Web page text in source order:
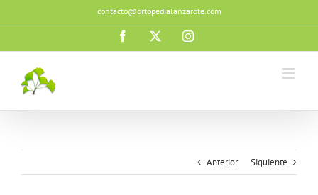
al
contacto@ortopedialanzarote.com
Facebook Instagram
Anterior Siguiente